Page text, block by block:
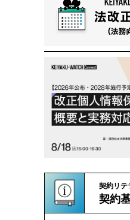
契約リテ
契約